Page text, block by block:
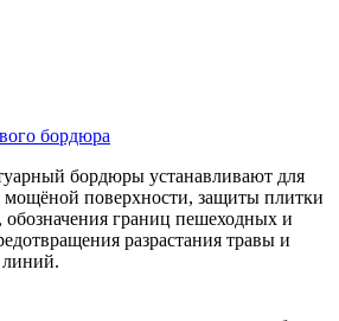
бордюра
бордюры устанавливают для
мощёной поверхности, защиты плитки
границ пешеходных и
разрастания травы и
линий.